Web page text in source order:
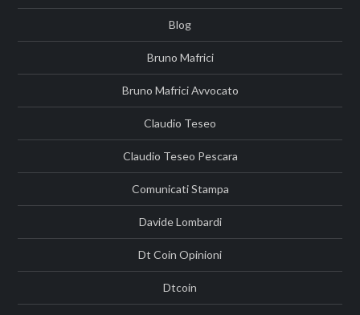
Blog
Bruno Mafrici
Bruno Mafrici Avvocato
Claudio Teseo
Claudio Teseo Pescara
Comunicati Stampa
Davide Lombardi
Dt Coin Opinioni
Dtcoin